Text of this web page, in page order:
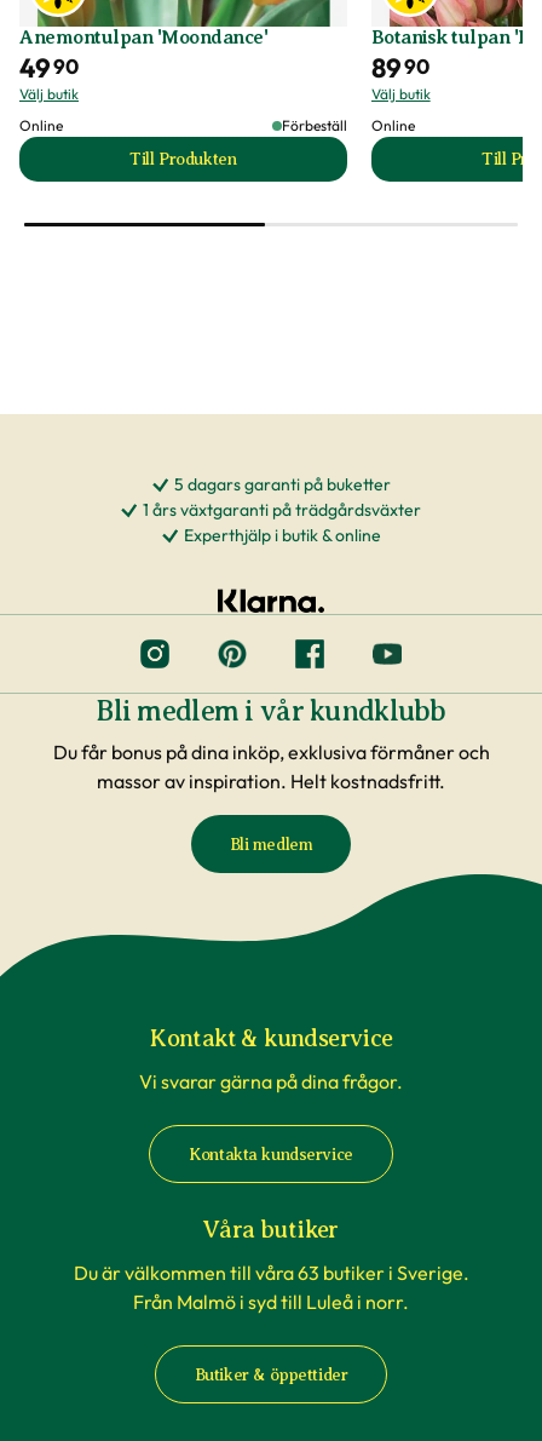
Anemontulpan 'Moondance'
4990
Välj butik
Online
Förbeställ
Till Produkten
till Anemontulpan 'Moondance' produktsida
Botanisk tulpan
8990
Välj butik
Online
Till
5 dagars garanti på buketter
1 års växtgaranti på trädgårdsväxter
Experthjälp i butik & online
Bli medlem i vår kundklubb
Du får bonus på dina inköp, exklusiva förmåner och
massor av inspiration. Helt kostnadsfritt.
Bli medlem
Kontakt & kundservice
Vi svarar gärna på dina frågor.
Kontakta kundservice
Våra butiker
Du är välkommen till våra 63 butiker i Sverige.
Från Malmö i syd till Luleå i norr.
Butiker & öppettider